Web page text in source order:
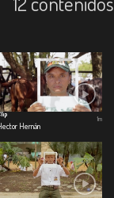
Hernán
1m